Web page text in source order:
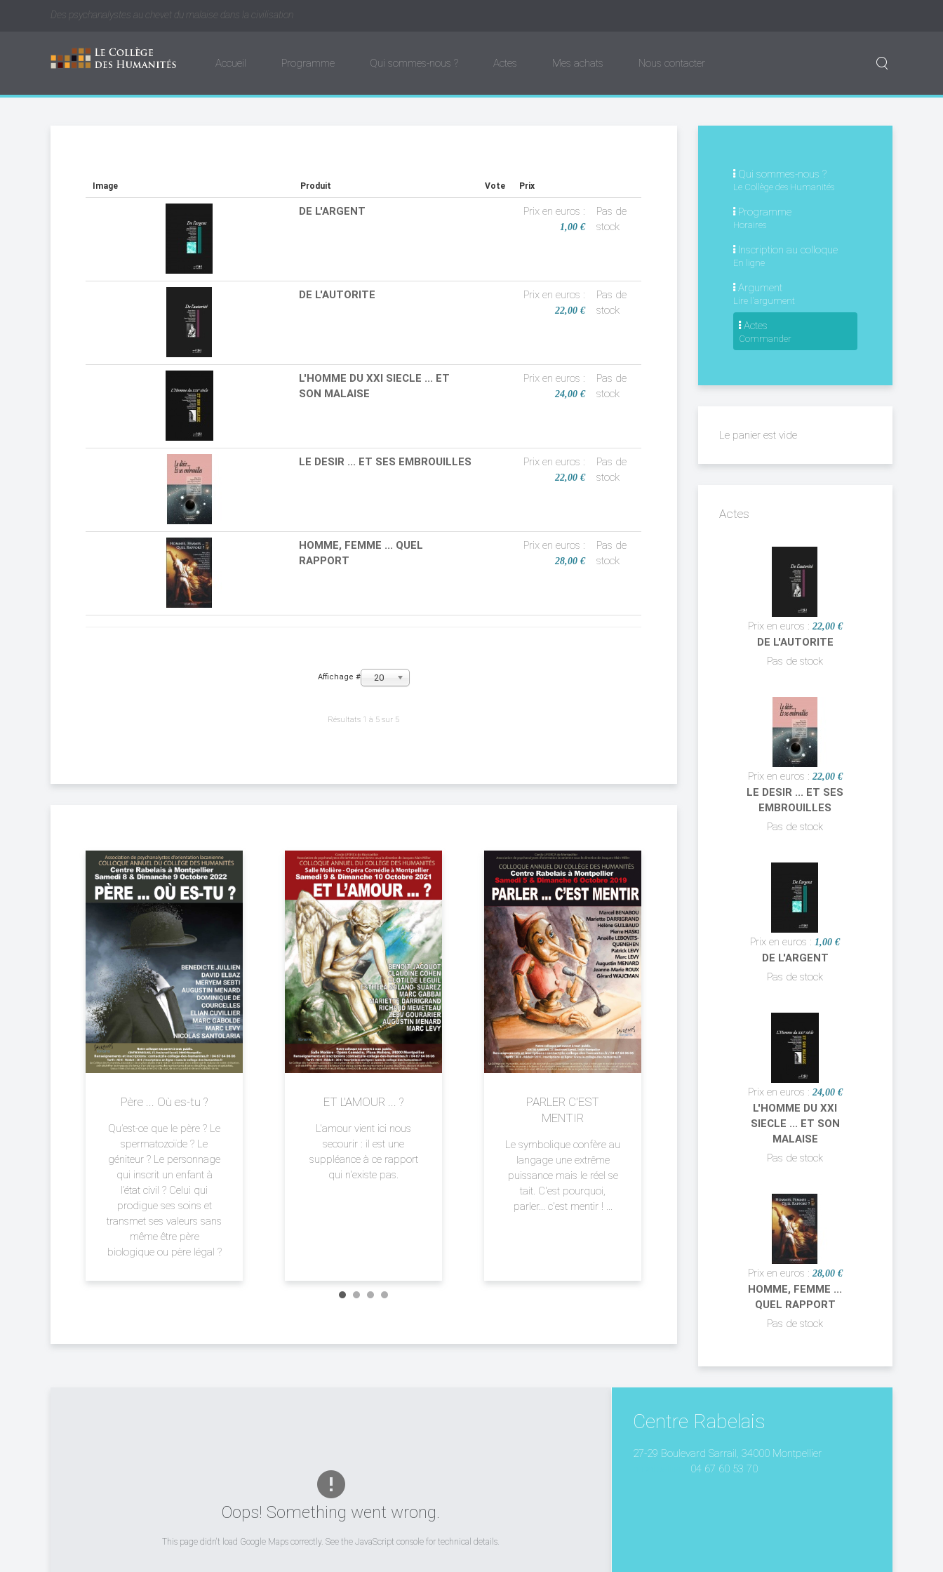
Des psychanalystes au chevet du malaise dans la civilisation
Accueil Programme Qui sommes-nous ? Actes Mes achats Nous contacter
Image Produit Vote Prix
DE L'ARGENT Prix en euros :
1,00 €
Pas de
stock
DE L'AUTORITE Prix en euros :
22,00 €
Pas de
stock
L'HOMME DU XXI SIECLE ... ET
SON MALAISE
Prix en euros :
24,00 €
Pas de
stock
LE DESIR ... ET SES EMBROUILLES Prix en euros :
22,00 €
Pas de
stock
HOMME, FEMME ... QUEL
RAPPORT
Prix en euros :
28,00 €
Pas de
stock
Affichage # 20
Résultats 1 à 5 sur 5
Père ... Où es-tu ?
Qu’est-ce que le père ? Le
spermatozoïde ? Le
géniteur ? Le personnage
qui inscrit un enfant à
l’état civil ? Celui qui
prodigue ses soins et
transmet ses valeurs sans
même être père
biologique ou père légal ?
ET L'AMOUR ... ?
L'amour vient ici nous
secourir : il est une
suppléance à ce rapport
qui n'existe pas.
PARLER C'EST
MENTIR
Le symbolique confère au
langage une extrême
puissance mais le réel se
tait. C'est pourquoi,
parler... c'est mentir ! ...
Qui sommes-nous ?
Le Collège des Humanités
Programme
Horaires
Inscription au colloque
En ligne
Argument
Lire l'argument
Actes
Commander
Le panier est vide
Actes
Prix en euros : 22,00 €
DE L'AUTORITE
Pas de stock
Prix en euros : 22,00 €
LE DESIR ... ET SES
EMBROUILLES
Pas de stock
Prix en euros :1,00 €
DE L'ARGENT
Pas de stock
Prix en euros : 24,00 €
L'HOMME DU XXI
SIECLE ... ET SON
MALAISE
Pas de stock
Prix en euros : 28,00 €
HOMME, FEMME ...
QUEL RAPPORT
Pas de stock
Oops! Something went wrong.
This page didn't load Google Maps correctly. See the JavaScript console for technical details.
Centre Rabelais
27-29 Boulevard Sarrail, 34000 Montpellier
04 67 60 53 70